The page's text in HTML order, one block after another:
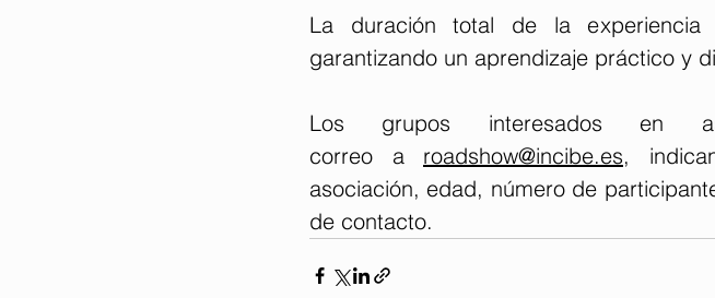
La duración total de la experiencia
garantizando un aprendizaje práctico y
Los grupos interesados en
correo a roadshow@incibe.es,
asociación, edad, número de
de contacto.